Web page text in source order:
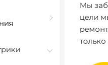
Мы
цели